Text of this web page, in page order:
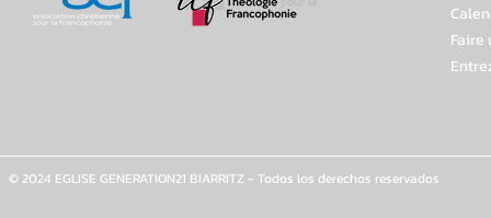
Faire
© 2024 EGLISE GENERATION21 BIARRITZ - Todos los derechos reservados